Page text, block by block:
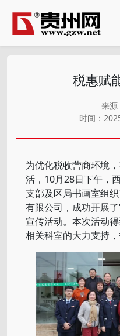
税惠赋
来源
时间：
为优化税收营商环境
活，10月28日下午，
支部及区局书画室组
有限公司，成功开展
宣传活动。本次活动
相关科室的大力支持